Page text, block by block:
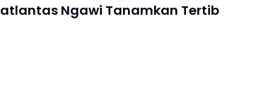
Ngawi Tanamkan Tertib